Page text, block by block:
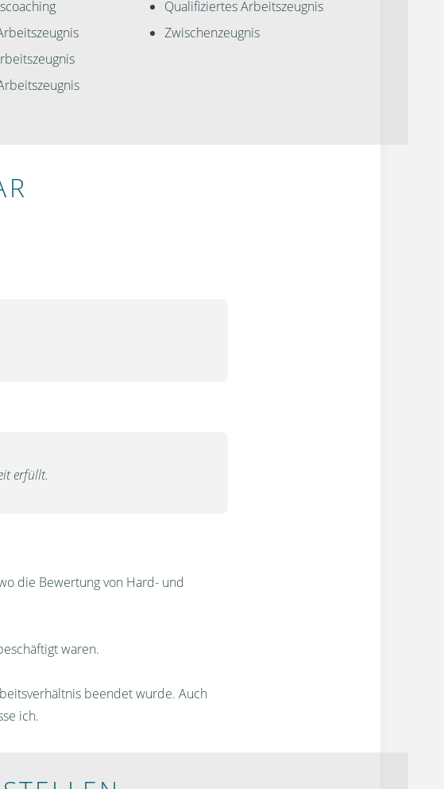
Qualifiziertes Arbeitszeugnis
Zwischenzeugnis
erfüllt.
die Bewertung von Hard- und
waren.
beendet wurde. Auch
ich.